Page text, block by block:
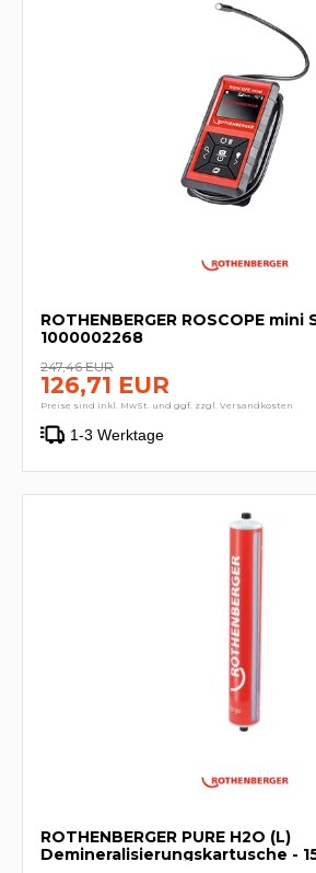
ROTHENBERGER ROSCOPE mini
1000002268
247,46 EUR
126,71 EUR
Preise sind inkl. MwSt. und ggf. zzgl. Versandkosten
1-3 Werktage
ROTHENBERGER PURE H2O (L)
Demineralisierungskartusche -